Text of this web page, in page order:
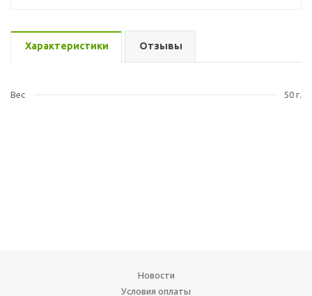
Характеристики Отзывы
Вес 50 г.
Новости
Условия оплаты